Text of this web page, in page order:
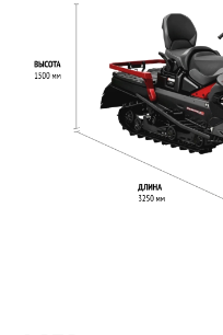
СИСТЕМА
ТРАНСМИССИЯ